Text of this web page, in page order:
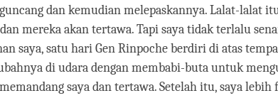
dan kemudian melepaskannya. Lalat-lalat
mereka akan tertawa. Tapi saya tidak terlalu
saya, satu hari Gen Rinpoche berdiri di atas
di udara dengan membabi-buta untuk
saya dan tertawa. Setelah itu, saya lebih